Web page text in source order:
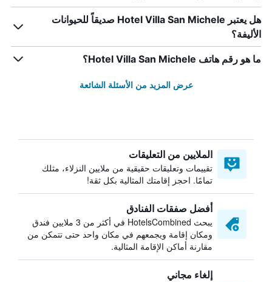
هل يعتبر Hotel Villa San Michele صديقاً للحيوانات
الأليفة؟
ما هو رقم هاتف Hotel Villa San Michele؟
عرض المزيد من الأسئلة الشائعة
الملايين من التعليقات
تقييمات وتعليقات حقيقية من ملايين النزلاء، مثلك
تمامًا. احجز إقامتك المثالية بكل ثقة!
أفضل صفقات الفنادق
يبحث HotelsCombined في أكثر من 3 ملايين فندق
ومكان إقامة ويجمعهم في مكان واحد حتى تتمكن من
مقارنة أماكن الإقامة المثالية.
إلغاء مجاني